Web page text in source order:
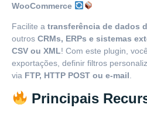
WooCommerce
Facilite a transferência de dados
outros CRMs, ERPs e sistemas
CSV ou XML! Com este plugin,
exportações, definir filtros
via FTP, HTTP POST ou e-mail
Principais